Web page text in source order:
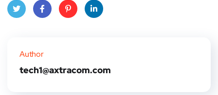
Author
tech1@axtracom.com